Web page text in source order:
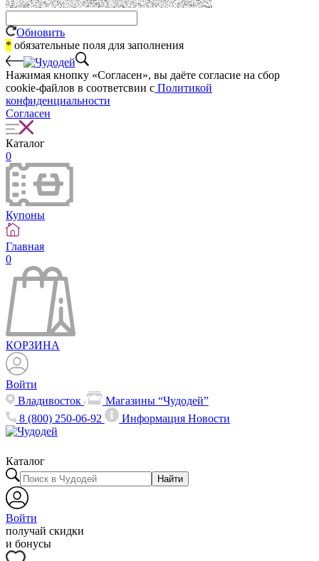
Обновить
* обязательные поля для заполнения
Нажимая кнопку «Согласен», вы даёте cогласие на сбор
cookie-файлов в соответсвии с Политикой
конфиденциальности
Согласен
Каталог
0
Купоны
Главная
0
КОРЗИНА
Войти
Владивосток
Магазины “Чудодей”
8 (800) 250-06-92
ИнформацияНовости
Каталог
Найти
Войти
получай скидки
и бонусы